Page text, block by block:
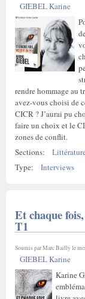
GIEBEL Karine
rendre hommage
avez-vous choisi de
CICR ? J’aurai pu
faire un choix et le
zones de conflit.
Sections:
Type:
Interviews
Et chaque
T1
Soumis parMarc Baillyle
GIEBEL Karine
Karine